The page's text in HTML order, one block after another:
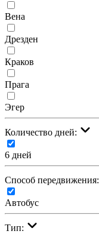
Вена
Дрезден
Краков
Прага
Эгер
Количество дней:
6 дней
Cпособ передвижения:
Автобус
Тип: